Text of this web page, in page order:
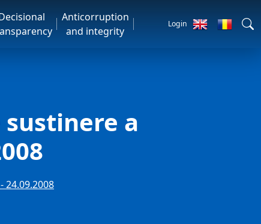
Anticorruption
and integrity
Login
a